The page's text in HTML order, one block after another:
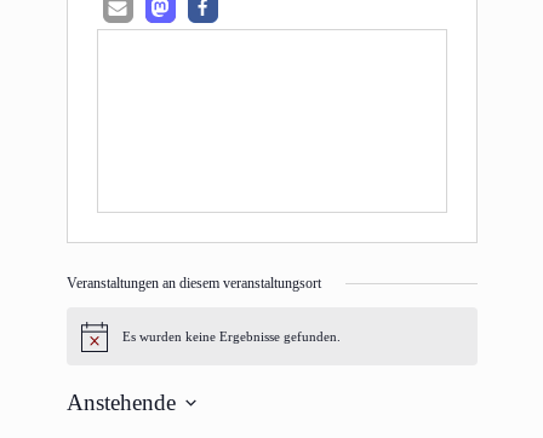
Veranstaltungen an diesem veranstaltungsort
HinweisEs wurden keine Ergebnisse gefunden.
Anstehende